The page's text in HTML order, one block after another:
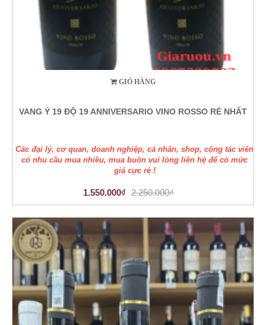
GIỎ HÀNG
VANG Ý 19 ĐỘ 19 ANNIVERSARIO VINO ROSSO RẺ NHẤT
Các đại lý, cơ quan, doanh nghiệp, cá nhân, shop, cộng tác viên
có nhu cầu mua nhiều, mua buôn vui lòng liên hệ để có mức
giá cực rẻ !
1.550.000₫ 2.250.000₫